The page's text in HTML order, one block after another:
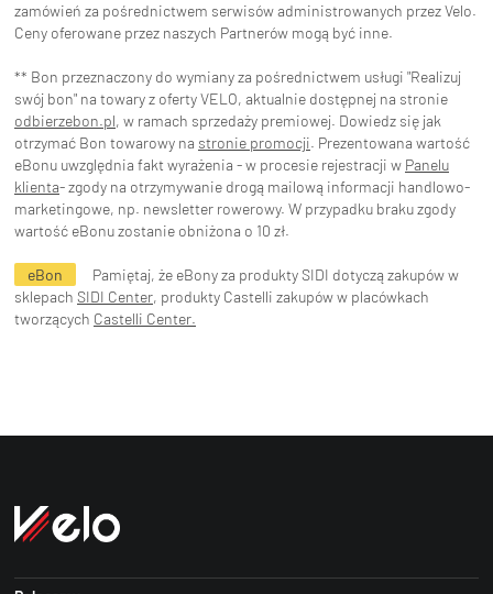
zamówień za pośrednictwem serwisów administrowanych przez Velo.
Ceny oferowane przez naszych Partnerów mogą być inne.
** Bon przeznaczony do wymiany za pośrednictwem usługi "Realizuj
swój bon" na towary z oferty VELO, aktualnie dostępnej na stronie
odbierzebon.pl, w ramach sprzedaży premiowej. Dowiedz się jak
otrzymać Bon towarowy na stronie promocji. Prezentowana wartość
eBonu uwzględnia fakt wyrażenia - w procesie rejestracji w Panelu
klienta- zgody na otrzymywanie drogą mailową informacji handlowo-
marketingowe, np. newsletter rowerowy. W przypadku braku zgody
wartość eBonu zostanie obniżona o 10 zł.
eBon
Pamiętaj, że eBony za produkty SIDI dotyczą zakupów w
sklepach SIDI Center, produkty Castelli zakupów w placówkach
tworzących Castelli Center.